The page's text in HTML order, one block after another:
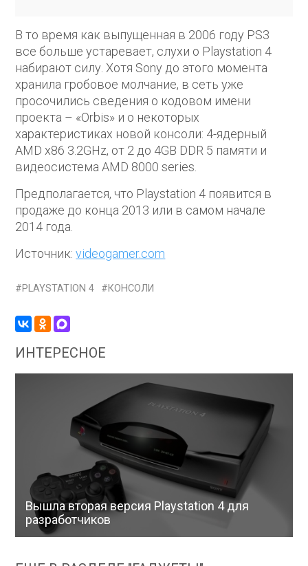
В то время как выпущенная в 2006 году PS3
все больше устаревает, слухи о Playstation 4
набирают силу. Хотя Sony до этого момента
хранила гробовое молчание, в сеть уже
просочились сведения о кодовом имени
проекта – «Orbis» и о некоторых
характеристиках новой консоли: 4-ядерный
AMD x86 3.2GHz, от 2 до 4GB DDR 5 памяти и
видеосистема AMD 8000 series.
Предполагается, что Playstation 4 появится в
продаже до конца 2013 или в самом начале
2014 года.
Источник:videogamer.com
PLAYSTATION 4 КОНСОЛИ
ИНТЕРЕСНОЕ
Вышла вторая версия Playstation 4 для
разработчиков